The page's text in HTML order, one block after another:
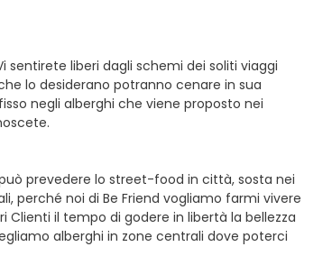
sentirete liberi dagli schemi dei soliti viaggi
lo desiderano potranno cenare in sua
negli alberghi che viene proposto nei
prevedere lo street-food in città, sosta nei
perché noi di Be Friend vogliamo farmi vivere
Clienti il tempo di godere in libertà la bellezza
alberghi in zone centrali dove poterci